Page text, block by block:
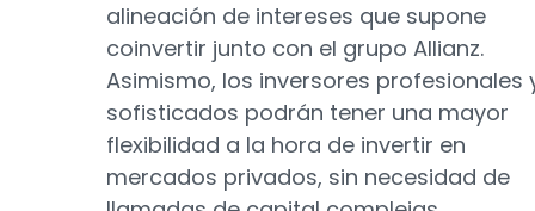
alineación de intereses que supone
coinvertir junto con el grupo Allianz.
Asimismo, los inversores profesionales
sofisticados podrán tener una mayor
flexibilidad a la hora de invertir en
mercados privados, sin necesidad de